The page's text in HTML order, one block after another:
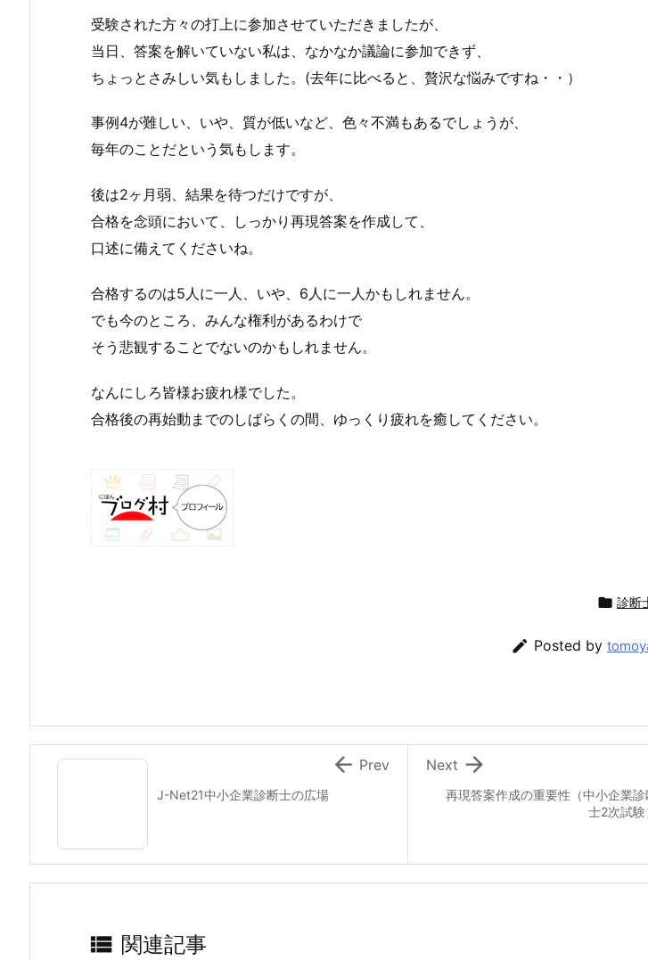
受験された方々の打上に参加させていただきましたが、
当日、答案を解いていない私は、なかなか議論に参加できず、
ちょっとさみしい気もしました。(去年に比べると、贅沢な悩みですね・・）
事例4が難しい、いや、質が低いなど、色々不満もあるでしょうが、
毎年のことだという気もします。
後は2ヶ月弱、結果を待つだけですが、
合格を念頭において、しっかり再現答案を作成して、
口述に備えてくださいね。
合格するのは5人に一人、いや、6人に一人かもしれません。
でも今のところ、みんな権利があるわけで
そう悲観することでないのかもしれません。
なんにしろ皆様お疲れ様でした。
合格後の再始動までのしばらくの間、ゆっくり疲れを癒してください。
 診断
 Posted by
再現答案作成の重要性（中小企業診
士2次試験

Next
J-Net21中小企業診断士の広場
 Prev
 関連記事